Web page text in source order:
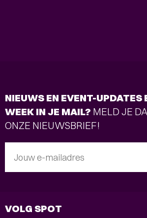
NIEUWS EN EVENT-UPDATES
WEEK IN JE MAIL? MELD JE
ONZE NIEUWSBRIEF!
Jouw e-mailadres
VOLG SPOT